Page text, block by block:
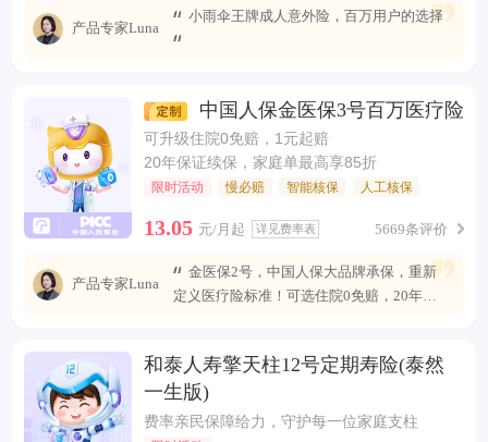
产品专家Luna
小雨伞王牌成人意外险，百万用户的选择
中国人保金医保3号百万医疗险
可升级住院0免赔，1元起赔
20年保证续保，家庭单最高享85折
限时活动 慢必赔 智能核保 人工核保
13.05 元/月起 详见费率表 5669条评价
产品专家Luna
金医保2号，中国人保大品牌承保，重新
定义医疗险标准！可选住院0免赔，20年安
和泰人寿擎天柱12号定期寿险(泰然
一生版)
费率亲民保障给力，守护每一位家庭支柱